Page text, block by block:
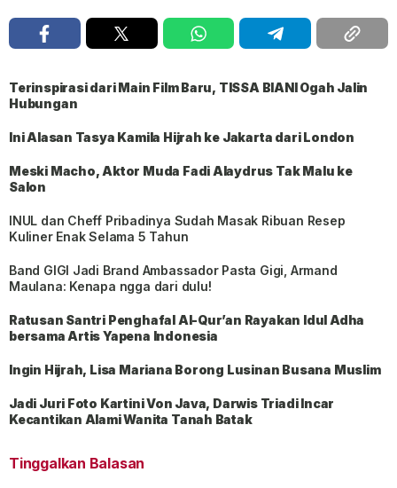
Terinspirasi dari Main Film Baru, TISSA BIANI Ogah Jalin
Hubungan
Ini Alasan Tasya Kamila Hijrah ke Jakarta dari London
Meski Macho, Aktor Muda Fadi Alaydrus Tak Malu ke
Salon
INUL dan Cheff Pribadinya Sudah Masak Ribuan Resep
Kuliner Enak Selama 5 Tahun
Band GIGI Jadi Brand Ambassador Pasta Gigi, Armand
Maulana: Kenapa ngga dari dulu!
Ratusan Santri Penghafal Al-Qur’an Rayakan Idul Adha
bersama Artis Yapena Indonesia
Ingin Hijrah, Lisa Mariana Borong Lusinan Busana Muslim
Jadi Juri Foto Kartini Von Java, Darwis Triadi Incar
Kecantikan Alami Wanita Tanah Batak
Tinggalkan Balasan